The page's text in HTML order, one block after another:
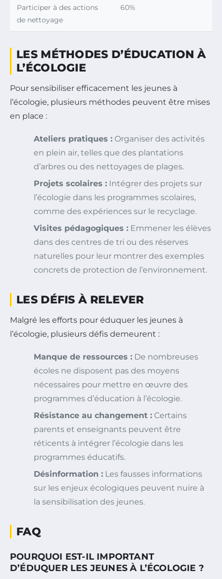
Participer à des actions
de nettoyage
60%
LES MÉTHODES D’ÉDUCATION À
L’ÉCOLOGIE
Pour sensibiliser efficacement les jeunes à
l’écologie, plusieurs méthodes peuvent être mises
en place :
Ateliers pratiques : Organiser des activités
en plein air, telles que des plantations
d’arbres ou des nettoyages de plages.
Projets scolaires : Intégrer des projets sur
l’écologie dans les programmes scolaires,
comme des expériences sur le recyclage.
Visites pédagogiques : Emmener les élèves
dans des centres de tri ou des réserves
naturelles pour leur montrer des exemples
concrets de protection de l’environnement.
LES DÉFIS À RELEVER
Malgré les efforts pour éduquer les jeunes à
l’écologie, plusieurs défis demeurent :
Manque de ressources : De nombreuses
écoles ne disposent pas des moyens
nécessaires pour mettre en œuvre des
programmes d’éducation à l’écologie.
Résistance au changement : Certains
parents et enseignants peuvent être
réticents à intégrer l’écologie dans les
programmes éducatifs.
Désinformation : Les fausses informations
sur les enjeux écologiques peuvent nuire à
la sensibilisation des jeunes.
FAQ
POURQUOI EST-IL IMPORTANT
D’ÉDUQUER LES JEUNES À L’ÉCOLOGIE ?